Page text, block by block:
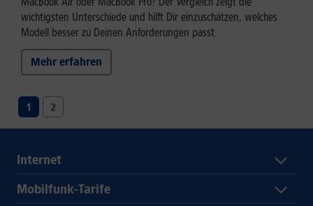
wichtigsten Unterschiede und hilft Dir einzuschätzen, welches
Modell besser zu Deinen Anforderungen passt.
Mehr erfahren
1 2
Internet
Mobilfunk-Tarife